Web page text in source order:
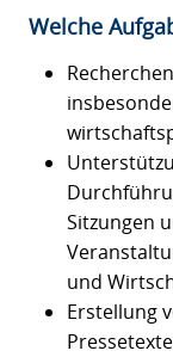
Welche
Sitzungen
und
Erstellung